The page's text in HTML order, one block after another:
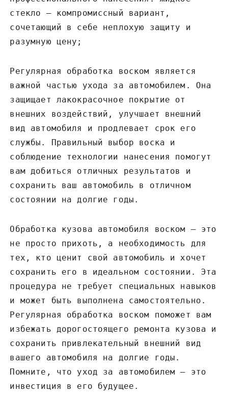
стекло ‒ компромиссный вариант,
сочетающий в себе неплохую защиту и
разумную цену;
Регулярная обработка воском является
важной частью ухода за автомобилем. Она
защищает лакокрасочное покрытие от
внешних воздействий, улучшает внешний
вид автомобиля и продлевает срок его
службы. Правильный выбор воска и
соблюдение технологии нанесения помогут
вам добиться отличных результатов и
сохранить ваш автомобиль в отличном
состоянии на долгие годы.
Обработка кузова автомобиля воском – это
не просто прихоть, а необходимость для
тех, кто ценит свой автомобиль и хочет
сохранить его в идеальном состоянии. Эта
процедура не требует специальных навыков
и может быть выполнена самостоятельно.
Регулярная обработка воском поможет вам
избежать дорогостоящего ремонта кузова и
сохранить привлекательный внешний вид
вашего автомобиля на долгие годы.
Помните, что уход за автомобилем – это
инвестиция в его будущее.